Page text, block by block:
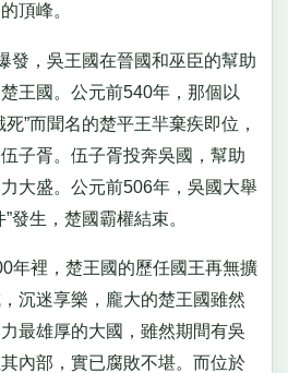
頂峰。
，吳王國在晉國和巫臣的幫助
王國。公元前540年，那個以
”而聞名的楚平王羋棄疾即位，
子胥。伍子胥投奔吳國，幫助
大盛。公元前506年，吳國大舉
發生，楚國霸權結束。
裡，楚王國的歷任國王再無擴
沉迷享樂，龐大的楚王國雖然
最雄厚的大國，雖然期間有吳
內部，實已腐敗不堪。而位於